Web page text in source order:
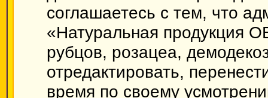
соглашаетесь с тем, что
«Натуральная продукция
рубцов, розацеа,
отредактировать,
время по своему